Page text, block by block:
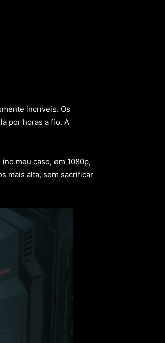
incríveis. Os
por horas a fio. A
meu caso, em 1080p,
mais alta, sem sacrificar